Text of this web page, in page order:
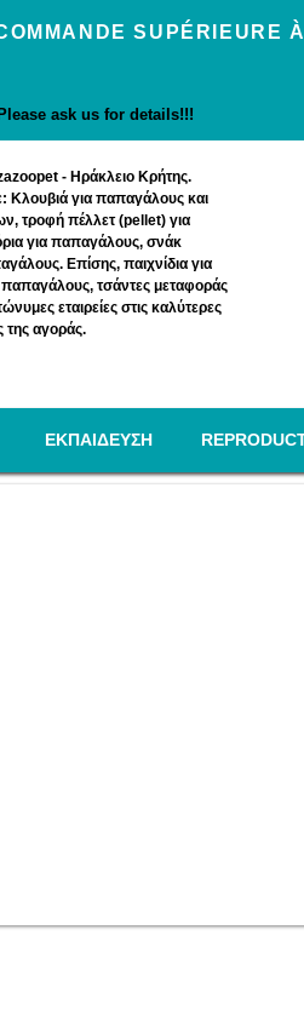
SUPÉRIEURE
ask us for details!!!
- Ηράκλειο Κρήτης.
Κλουβιά για παπαγάλους και
τροφή πέλλετ (pellet) για
για παπαγάλους, σνάκ
Επίσης, παιχνίδια για
τσάντες μεταφοράς
εταιρείες στις καλύτερες
της αγοράς.
EΚΠΑΙΔΕΥΣΗ